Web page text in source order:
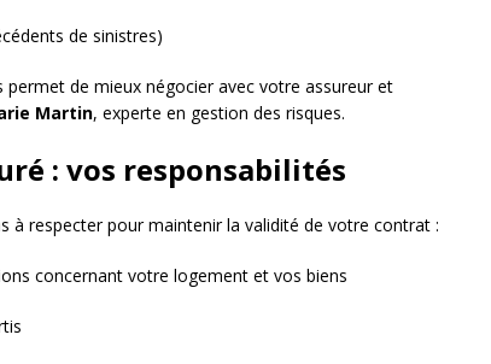
de sinistres)
de mieux négocier avec votre assureur et
Martin, experte en gestion des risques.
: vos responsabilités
à respecter pour maintenir la validité de votre contrat :
concernant votre logement et vos biens